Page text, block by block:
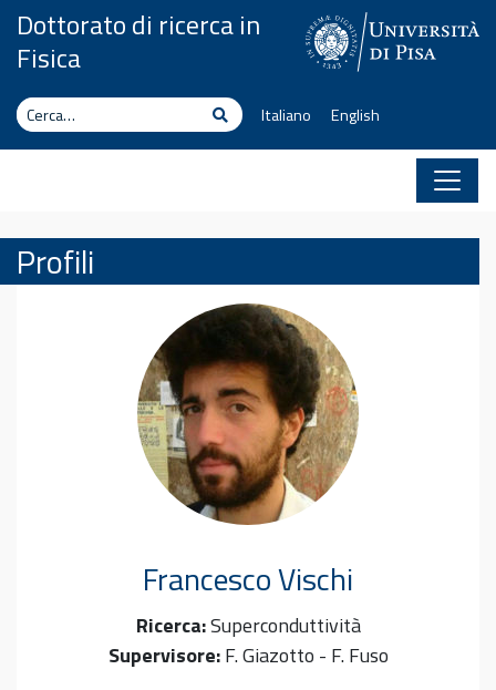
Vai al contenuto
Dottorato di ricerca in
Fisica
Cerca CercaItaliano English
Profili
FrancescoVischi
Ricerca:Superconduttività
Supervisore: F. Giazotto - F. Fuso